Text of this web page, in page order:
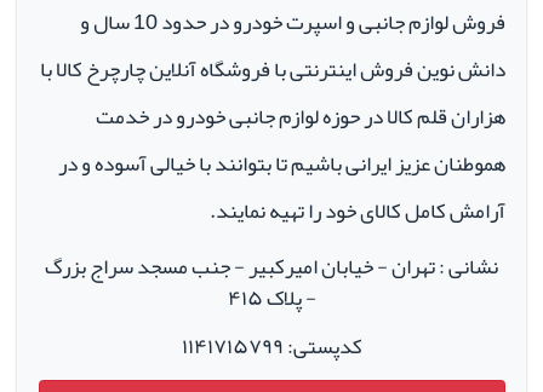
فروش لوازم جانبی و اسپرت خودرو در حدود 10 سال و
دانش نوین فروش اینترنتی با فروشگاه آنلاین چارچرخ کالا با
هزاران قلم کالا در حوزه لوازم جانبی خودرو در خدمت
هموطنان عزیز ایرانی باشیم تا بتوانند با خیالی آسوده و در
آرامش کامل کالای خود را تهیه نمایند.
نشانی : تهران - خیابان امیرکبیر - جنب مسجد سراج بزرگ
- پلاک ۴۱۵
کدپستی: ۱۱۴۱۷۱۵۷۹۹